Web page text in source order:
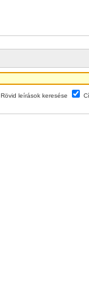
Rövid leírások keresése